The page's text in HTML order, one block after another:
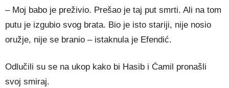
– Moj babo je preživio. Prešao je taj put smrti. Ali na tom
putu je izgubio svog brata. Bio je isto stariji, nije nosio
oružje, nije se branio – istaknula je Efendić.
Odlučili su se na ukop kako bi Hasib i Ćamil pronašli
svoj smiraj.